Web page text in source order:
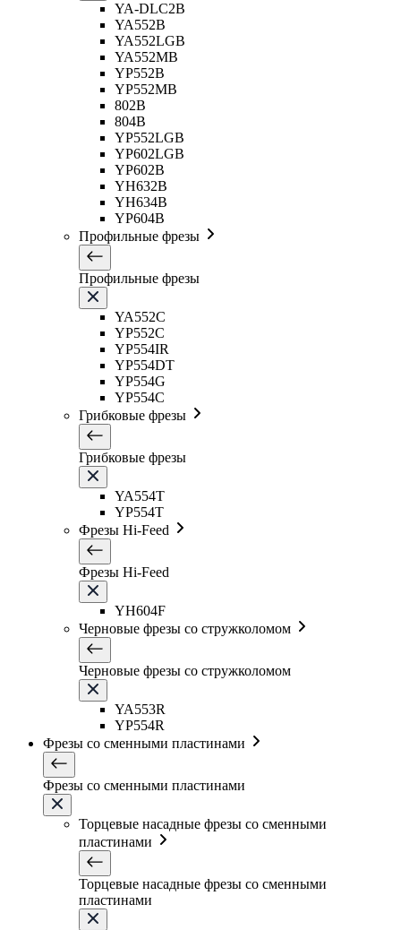
YA-DLC2B
YA552B
YA552LGB
YA552MB
YP552B
YP552MB
802B
804B
YP552LGB
YP602LGB
YP602B
YH632B
YH634B
YP604B
Профильные фрезы
Профильные фрезы
YA552C
YP552C
YP554IR
YP554DT
YP554G
YP554C
Грибковые фрезы
Грибковые фрезы
YA554T
YP554T
Фрезы Hi-Feed
Фрезы Hi-Feed
YH604F
Черновые фрезы со стружколомом
Черновые фрезы со стружколомом
YA553R
YP554R
Фрезы со сменными пластинами
Фрезы со сменными пластинами
Торцевые насадные фрезы со сменными
пластинами
Торцевые насадные фрезы со сменными
пластинами